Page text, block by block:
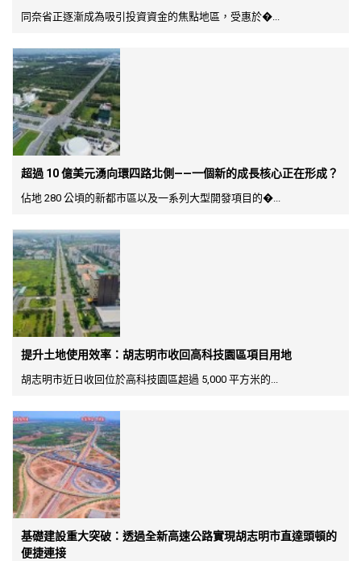
同奈省正逐漸成為吸引投資資金的焦點地區，受惠於�...
超過 10 億美元湧向環四路北側——一個新的成長核心正在形成？
佔地 280 公頃的新都市區以及一系列大型開發項目的�...
提升土地使用效率：胡志明市收回高科技園區項目用地
胡志明市近日收回位於高科技園區超過 5,000 平方米的...
基礎建設重大突破：透過全新高速公路實現胡志明市直達頭頓的
便捷連接